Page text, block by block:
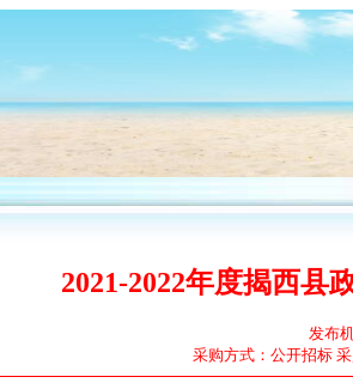
2021-2022年度揭西县
发布
采购方式：公开招标